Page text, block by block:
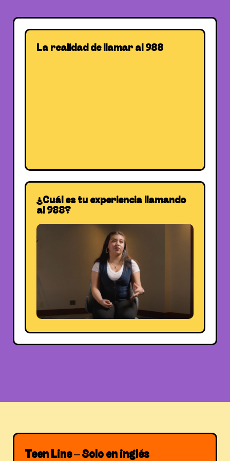
La realidad de llamar al 988
¿Cuál es tu experiencia llamando
al 988?
Teen Line – Solo en inglés